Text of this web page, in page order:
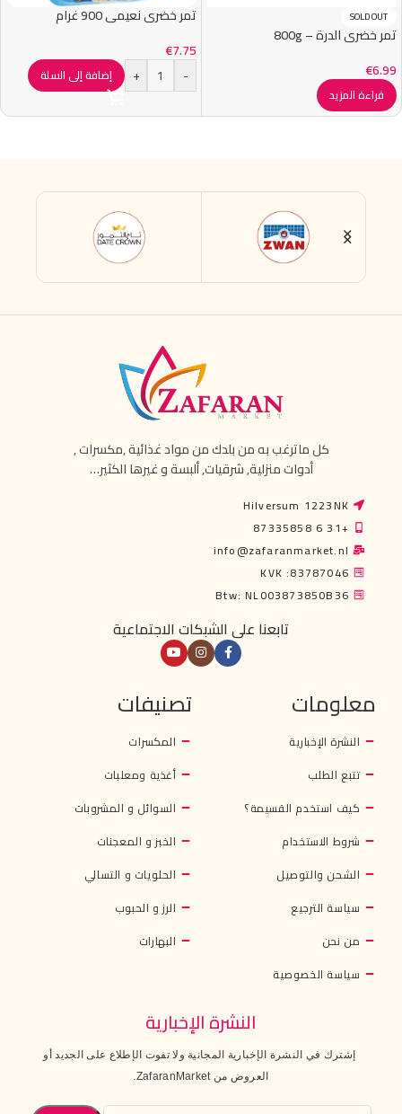
SOLD OUT
تمر خضري الدرة – 800g
€6.99
قراءة المزيد
تمر خضري نعيمي 900 غرام
€7.75
-
+ إضافة إلى السلة
كل ماترغب به من بلدك من مواد غذائية ,مكسرات ,
أدوات منزلية, شرقيات, ألبسة و غيرها الكثير…
Hilversum 1223NK
+31 6 87335858
info@zafaranmarket.nl
KVK :83787046
Btw: NL003873850B36
تابعنا على الشبكات الاجتماعية
معلومات
النشرة الإخبارية
تتبع الطلب
كيف استخدم القسيمة؟
شروط الاستخدام
الشحن والتوصيل
سياسة الترجيع
من نحن
سياسة الخصوصية
تصنيفات
المكسرات
أغذية ومعلبات
السوائل و المشروبات
الخبز و المعجنات
الحلويات و التسالي
الرز و الحبوب
البهارات
النشرة الإخبارية
إشترك في النشرة الإخبارية المجانية ولا تفوت الإطلاع على الجديد أو
العروض من ZafaranMarket.